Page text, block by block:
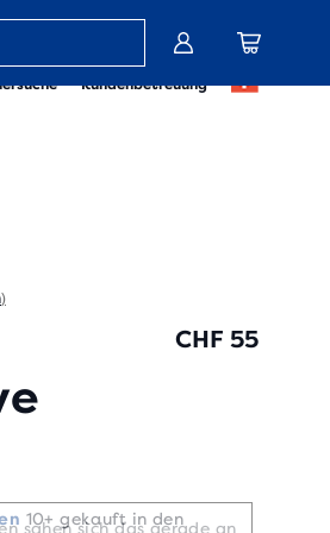
Kundenbetreuung
)
CHF 55
10+ gekauft in den